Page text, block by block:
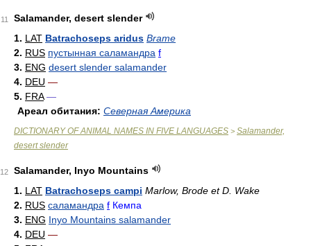
11
Salamander, desert slender
1. LAT Batrachoseps aridus Brame
2. RUS пустынная саламандра f
3. ENG desert slender salamander
4. DEU —
5. FRA —
Ареал обитания: Северная Америка
DICTIONARY OF ANIMAL NAMES IN FIVE LANGUAGES > Salamander,
desert slender
12
Salamander, Inyo Mountains
1. LAT Batrachoseps campi Marlow, Brode et D. Wake
2. RUS саламандра f Кемпа
3. ENG Inyo Mountains salamander
4. DEU —